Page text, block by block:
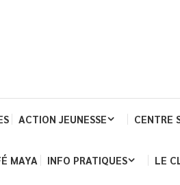
ACTION JEUNESSE CENTRE
MAYA INFO PRATIQUES LE